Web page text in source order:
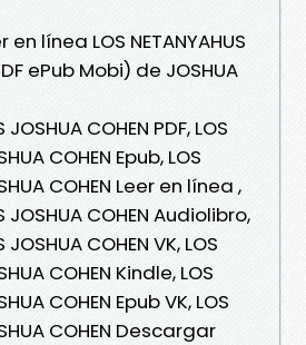
línea LOS NETANYAHUS
ePub Mobi) de JOSHUA
JOSHUA COHEN PDF, LOS
COHEN Epub, LOS
COHEN Leer en línea ,
JOSHUA COHEN Audiolibro,
JOSHUA COHEN VK, LOS
COHEN Kindle, LOS
COHEN Epub VK, LOS
COHEN Descargar